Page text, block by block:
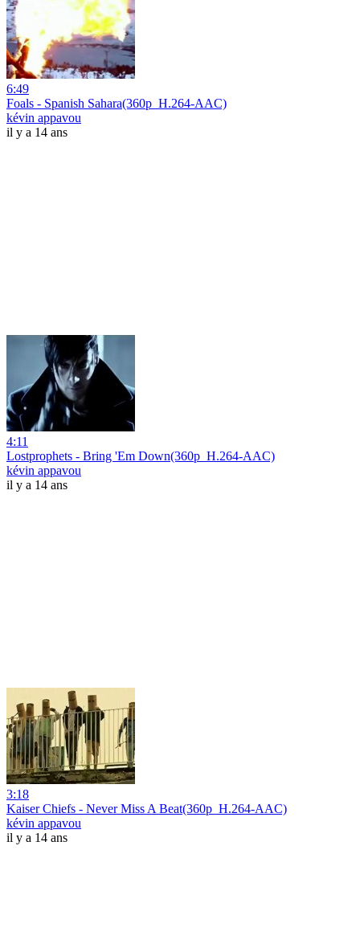
6:49
Foals - Spanish Sahara(360p_H.264-AAC)
kévin appavou
il y a 14 ans
4:11
Lostprophets - Bring 'Em Down(360p_H.264-AAC)
kévin appavou
il y a 14 ans
3:18
Kaiser Chiefs - Never Miss A Beat(360p_H.264-AAC)
kévin appavou
il y a 14 ans